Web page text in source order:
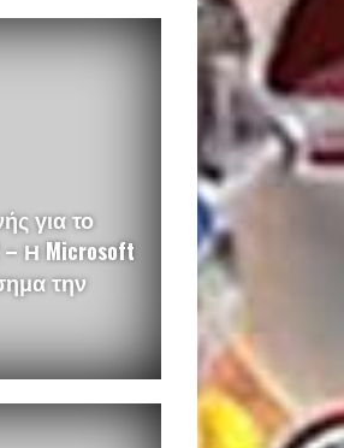
για το
– Η Microsoft
την